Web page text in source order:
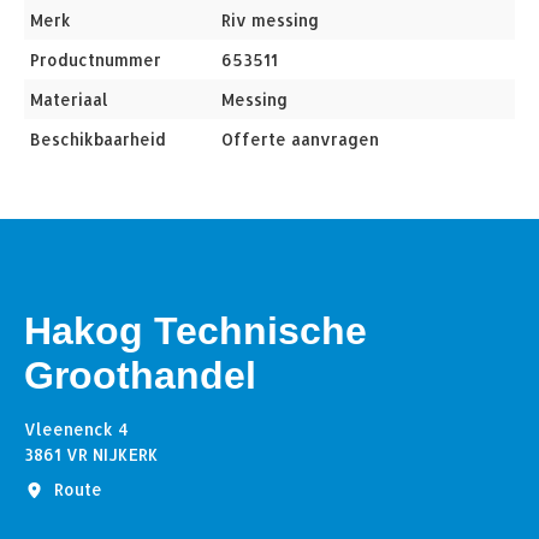
Merk
Riv messing
Productnummer
653511
Materiaal
Messing
Beschikbaarheid
Offerte aanvragen
Hakog Technische
Groothandel
Vleenenck 4
3861 VR NIJKERK
Route